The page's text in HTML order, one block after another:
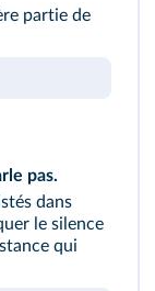
partie de
pas.
dans
le silence
qui